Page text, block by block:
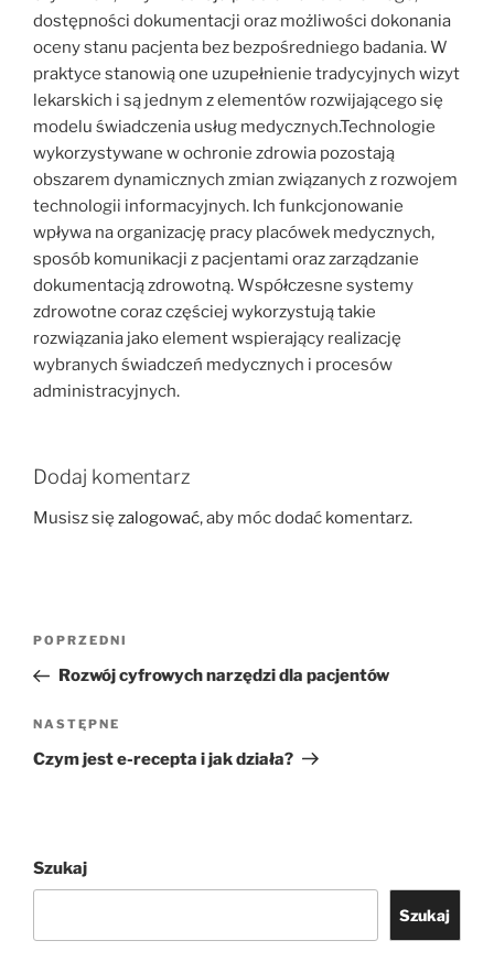
dostępności dokumentacji oraz możliwości dokonania
oceny stanu pacjenta bez bezpośredniego badania. W
praktyce stanowią one uzupełnienie tradycyjnych wizyt
lekarskich i są jednym z elementów rozwijającego się
modelu świadczenia usług medycznych.Technologie
wykorzystywane w ochronie zdrowia pozostają
obszarem dynamicznych zmian związanych z rozwojem
technologii informacyjnych. Ich funkcjonowanie
wpływa na organizację pracy placówek medycznych,
sposób komunikacji z pacjentami oraz zarządzanie
dokumentacją zdrowotną. Współczesne systemy
zdrowotne coraz częściej wykorzystują takie
rozwiązania jako element wspierający realizację
wybranych świadczeń medycznych i procesów
administracyjnych.
Dodaj komentarz
Musisz się zalogować, aby móc dodać komentarz.
Nawigacja
Poprzedni
wpis
POPRZEDNI
Rozwój cyfrowych narzędzi dla pacjentów
Następny
wpis
NASTĘPNE
Czym jest e-recepta i jak działa?
Szukaj
Szukaj